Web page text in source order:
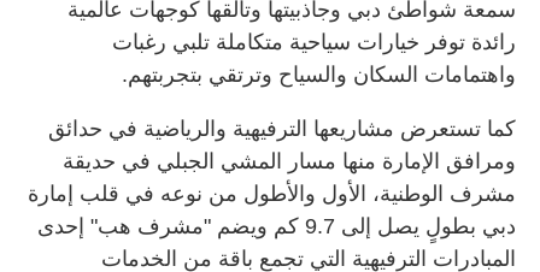
سمعة شواطئ دبي وجاذبيتها وتألقها كوجهات عالمية
رائدة توفر خيارات سياحية متكاملة تلبي رغبات
واهتمامات السكان والسياح وترتقي بتجربتهم.
كما تستعرض مشاريعها الترفيهية والرياضية في حدائق
ومرافق الإمارة منها مسار المشي الجبلي في حديقة
مشرف الوطنية، الأول والأطول من نوعه في قلب إمارة
دبي بطولٍ يصل إلى 9.7 كم ويضم "مشرف هب" إحدى
المبادرات الترفيهية التي تجمع باقة من الخدمات